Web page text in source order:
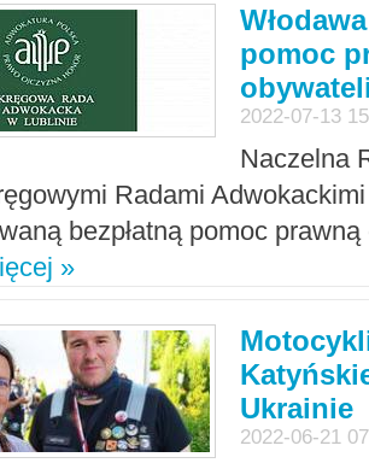
pomoc
2022-07-13
Naczelna
Radami Adwokackimi
bezpłatną pomoc
»
Ukrainie
2022-06-21